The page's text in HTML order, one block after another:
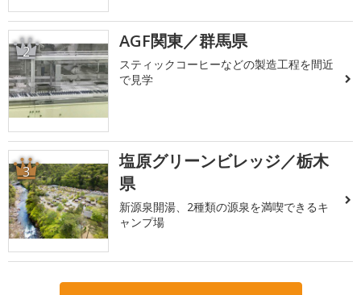
2 AGF関東／群馬県
スティックコーヒーなどの製造工程を間近
で見学
3
塩原グリーンビレッジ／栃木
県
新源泉開湯、2種類の源泉を満喫できるキ
ャンプ場